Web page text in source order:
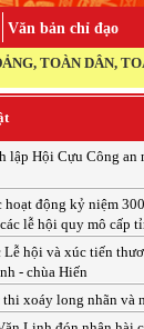
Văn bản chỉ đạo
TOÀN QUÂN
lập Hội Cựu Công an
hoạt động kỷ niệm
lễ hội quy mô cấp
Lễ hội và xúc tiến
- chùa Hiến
xoáy long nhãn và